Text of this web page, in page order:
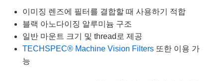
Assemblies
Shaping
and Slides
Objectives
Lenses
and Advanced
Accessories
Labs Cameras™
and Roughness Standards
Accessories
Imaging
Microscopy
and Detection
Illumination
Targets
이미징 렌즈에 필터를 결합할 때 사용하기 적합
블랙 아노다이징 알루미늄 구조
일반 마운트 크기 및 thread로 제공
TECHSPEC® Machine Vision Filters 또한 이용 가
능